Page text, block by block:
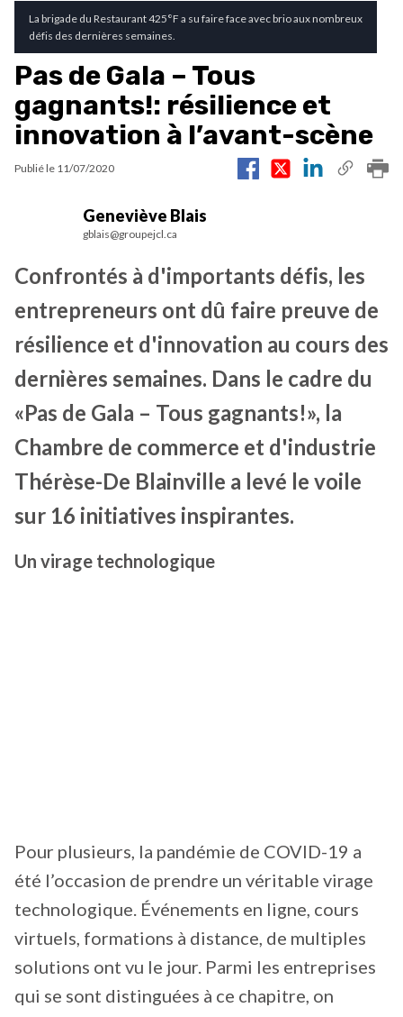
La brigade du Restaurant 425°F a su faire face avec brio aux nombreux
défis des dernières semaines.
Pas de Gala – Tous
gagnants!: résilience et
innovation à l’avant-scène
Publié le 11/07/2020
Geneviève Blais
gblais@groupejcl.ca
Confrontés à d'importants défis, les
entrepreneurs ont dû faire preuve de
résilience et d'innovation au cours des
dernières semaines. Dans le cadre du
«Pas de Gala – Tous gagnants!», la
Chambre de commerce et d'industrie
Thérèse-De Blainville a levé le voile
sur 16 initiatives inspirantes.
Un virage technologique
Pour plusieurs, la pandémie de COVID-19 a
été l’occasion de prendre un véritable virage
technologique. Événements en ligne, cours
virtuels, formations à distance, de multiples
solutions ont vu le jour. Parmi les entreprises
qui se sont distinguées à ce chapitre, on